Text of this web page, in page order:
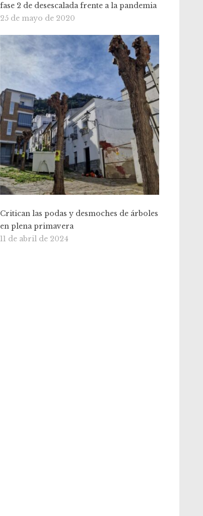
fase 2 de desescalada frente a la pandemia
25 de mayo de 2020
Critican las podas y desmoches de árboles
en plena primavera
11 de abril de 2024